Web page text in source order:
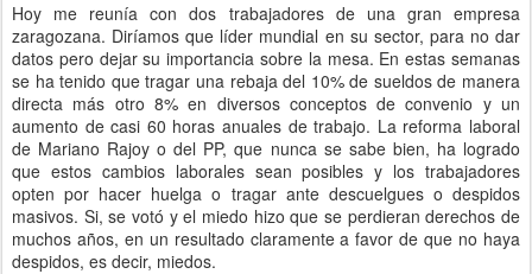
Hoy me reunía con dos trabajadores de una gran empresa
zaragozana. Diríamos que líder mundial en su sector, para no dar
datos pero dejar su importancia sobre la mesa. En estas semanas
se ha tenido que tragar una rebaja del 10% de sueldos de manera
directa más otro 8% en diversos conceptos de convenio y un
aumento de casi 60 horas anuales de trabajo. La reforma laboral
de Mariano Rajoy o del PP, que nunca se sabe bien, ha logrado
que estos cambios laborales sean posibles y los trabajadores
opten por hacer huelga o tragar ante descuelgues o despidos
masivos. Si, se votó y el miedo hizo que se perdieran derechos de
muchos años, en un resultado claramente a favor de que no haya
despidos, es decir, miedos.